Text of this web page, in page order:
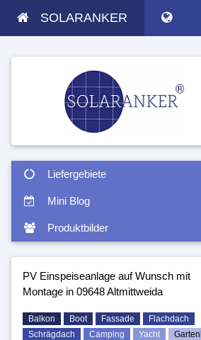
SOLARANKER
Liefergebiete
Mini Blog
Produktbilder
PV Einspeiseanlage auf Wunsch mit
Montage in 09648 Altmittweida
Balkon Boot Fassade
Flachdach
Schrägdach
Camping Yacht
ANLAGE AUF WUNSCH MIT